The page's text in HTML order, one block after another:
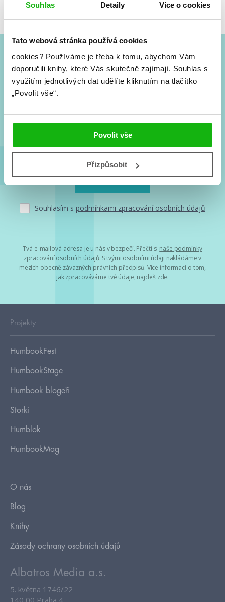
Souhlas Detaily Více o cookies
Tato webová stránka používá cookies
cookies? Používáme je třeba k tomu, abychom Vám
doporučili knihy, které Vás skutečně zajímají. Souhlas s
využitím jednotlivých dat udělíte kliknutím na tlačítko
„Povolit vše“.
Povolit vše
Přizpůsobit
Žádné knihy nenalezeny.
#HumbookNews
Vše kolem #youngadult každý měsíc rovnou do mailu!
Nové knihy, co se chystá, kvízy, soutěže, autoři, filmové
Souhlasím s podmínkami zpracování osobních údajů
Tvá e-mailová adresa je u nás v bezpečí. Přečti si naše podmínky
zpracování osobních údajů. S tvými osobními údaji nakládáme v
mezích obecně závazných právních předpisů. Více informací o tom,
jak zpracováváme tvé údaje, najdeš zde.
Projekty
HumbookFest
HumbookStage
Humbook blogeři
Storki
Humblok
HumbookMag
O nás
Blog
Knihy
Zásady ochrany osobních údajů
Albatros Media a.s.
5. května 1746/22
140 00 Praha 4